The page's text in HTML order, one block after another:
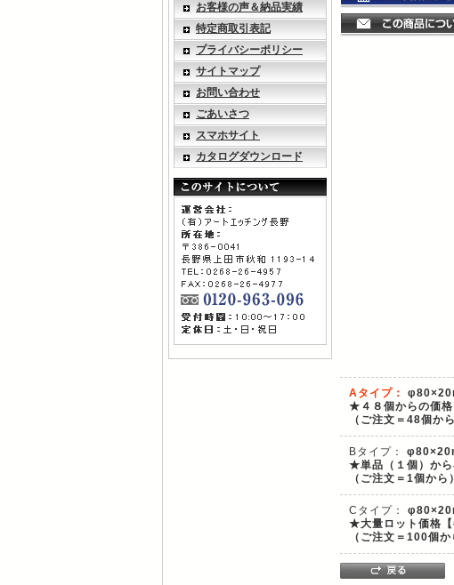
Aタイプ：
★４８個からの価格
（ご注文＝48個から
Bタイプ：
★単品（１個）から
（ご注文＝1個から）
Cタイプ：
★大量ロット価格【
（ご注文＝100個か
お客様の声＆納品実績
特定商取引表記
プライバシーポリシー
サイトマップ
お問い合わせ
ごあいさつ
スマホサイト
カタログダウンロード